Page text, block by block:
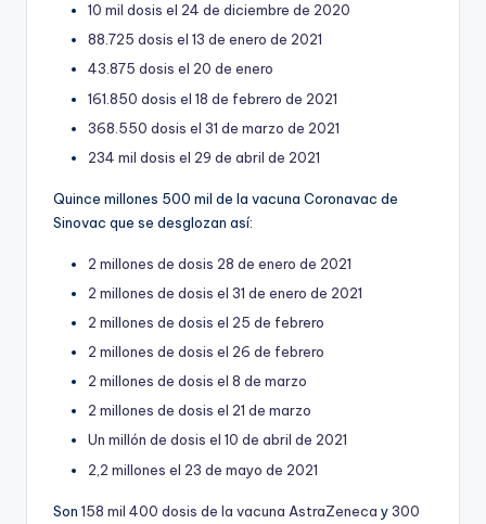
10 mil dosis el 24 de diciembre de 2020
88.725 dosis el 13 de enero de 2021
43.875 dosis el 20 de enero
161.850 dosis el 18 de febrero de 2021
368.550 dosis el 31 de marzo de 2021
234 mil dosis el 29 de abril de 2021
Quince millones 500 mil de la vacuna Coronavac de
Sinovac que se desglozan así:
2 millones de dosis 28 de enero de 2021
2 millones de dosis el 31 de enero de 2021
2 millones de dosis el 25 de febrero
2 millones de dosis el 26 de febrero
2 millones de dosis el 8 de marzo
2 millones de dosis el 21 de marzo
Un millón de dosis el 10 de abril de 2021
2,2 millones el 23 de mayo de 2021
Son 158 mil 400 dosis de la vacuna AstraZeneca y300